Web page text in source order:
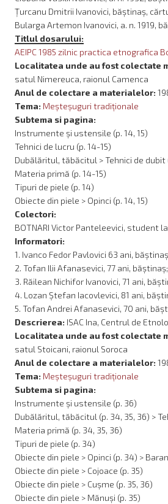
Țurcanu Dmitrii Ivanovici, băștinaș,
Bularga Artemon Ivanovici, a. n. 1919,
Titlul dosarului:
AEIPC 1985 zilnic practica etnografica
Localitatea unde au fost colectate
satul Nimereuca, raionul Camenca
Anul de colectare a materialelor:
Tema: Meşteşuguri tradiţionale
Subtema si pagina:
Instrumente și ustensile (p. 14, 15)
Tehnici de lucru (p. 14-15)
Dubălăritul, tăbăcitul > Tehnici de dubit
Materia primă (p. 14-15)
Tipuri de piele (p. 14)
Obiecte din piele > Opinci (p. 14, 15)
Colectori:
BOTNARI Victor Panteleevici, student
Informatori:
1. Ivanco Fedor Pavlovici 63 ani,
2. Tofan Ilii Afanasevici, 77 ani, băștinaș;
3. Răilean Nichifor Ivanovici, 71 ani,
4. Lozan Ștefan Iacovlevici, 81 ani,
5. Tofan Andrei Afanasevici, 70 ani,
Descrierea: ISAC Ina, Centrul de
Localitatea unde au fost colectate
satul Stoicani, raionul Soroca
Anul de colectare a materialelor:
Tema: Meşteşuguri tradiţionale
Subtema si pagina:
Instrumente și ustensile (p. 36)
Dubălăritul, tăbăcitul (p. 34, 35, 36) >
Materia primă (p. 34, 35, 36)
Tipuri de piele (p. 34)
Obiecte din piele > Opinci (p. 34) >
Obiecte din piele > Cojoace (p. 35)
Obiecte din piele > Cușme (p. 35, 36)
Obiecte din piele > Mănuși (p. 35)